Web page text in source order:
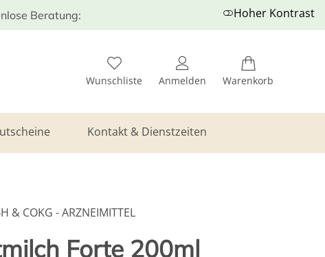
Beratung: Hoher Kontrast
Wunschliste Anmelden Warenkorb
Kontakt & Dienstzeiten
& COKG - ARZNEIMITTEL
Forte 200ml